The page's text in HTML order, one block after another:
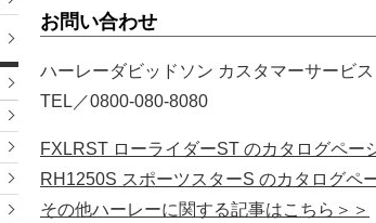
お問い合わせ
ハーレーダビッドソン カスタマーサービス
TEL／0800-080-8080
FXLRST ローライダーST のカタログペー
RH1250S スポーツスターS のカタログペ
その他ハーレーに関する記事はこちら＞＞